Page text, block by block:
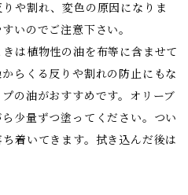
や割れ、変色の原因になりま
いのでご注意下さい。
は植物性の油を布等に含ませて
らくる反りや割れの防止にもな
の油がおすすめです。オリーブ
少量ずつ塗ってください。つい
着いてきます。拭き込んだ後は